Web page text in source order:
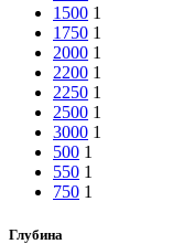
1500 1
1750 1
2000 1
2200 1
2250 1
2500 1
3000 1
500 1
550 1
750 1
Глубина